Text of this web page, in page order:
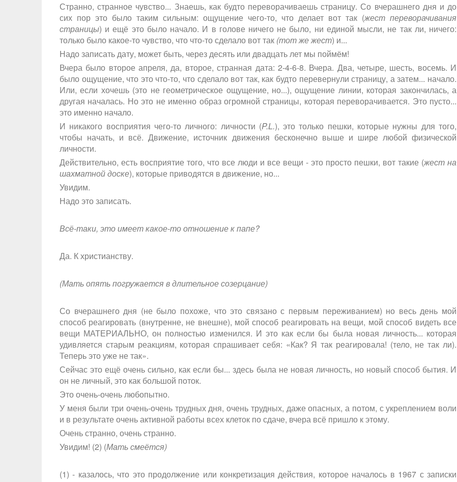
Странно, странное чувство... Знаешь, как будто переворачиваешь страницу. Со вчерашнего дня и до
сих пор это было таким сильным: ощущение чего-то, что делает вот так (жест переворачивания
страницы) и ещё это было начало. И в голове ничего не было, ни единой мысли, не так ли, ничего:
только было какое-то чувство, что что-то сделало вот так (тот же жест) и...
Надо записать дату, может быть, через десять или двадцать лет мы поймём!
Вчера было второе апреля, да, второе, странная дата: 2-4-6-8. Вчера. Два, четыре, шесть, восемь. И
было ощущение, что это что-то, что сделало вот так, как будто перевернули страницу, а затем... начало.
Или, если хочешь (это не геометрическое ощущение, но...), ощущение линии, которая закончилась, а
другая началась. Но это не именно образ огромной страницы, которая переворачивается. Это пусто...
это именно начало.
И никакого восприятия чего-то личного: личности (P.L.), это только пешки, которые нужны для того,
чтобы начать, и всё. Движение, источник движения бесконечно выше и шире любой физической
личности.
Действительно, есть восприятие того, что все люди и все вещи - это просто пешки, вот такие (жест на
шахматной доске), которые приводятся в движение, но...
Увидим.
Надо это записать.
Всё-таки, это имеет какое-то отношение к папе?
Да. К христианству.
(Мать опять погружается в длительное созерцание)
Со вчерашнего дня (не было похоже, что это связано с первым переживанием) но весь день мой
способ реагировать (внутренне, не внешне), мой способ реагировать на вещи, мой способ видеть все
вещи МАТЕРИАЛЬНО, он полностью изменился. И это как если бы была новая личность... которая
удивляется старым реакциям, которая спрашивает себя: «Как? Я так реагировала! (тело, не так ли).
Теперь это уже не так».
Сейчас это ещё очень сильно, как если бы... здесь была не новая личность, но новый способ бытия. И
он не личный, это как большой поток.
Это очень-очень любопытно.
У меня были три очень-очень трудных дня, очень трудных, даже опасных, а потом, с укреплением воли
и в результате очень активной работы всех клеток по сдаче, вчера всё пришло к этому.
Очень странно, очень странно.
Увидим! (2) (Мать смеётся)
(1) - казалось, что это продолжение или конкретизация действия, которое началось в 1967 с записки